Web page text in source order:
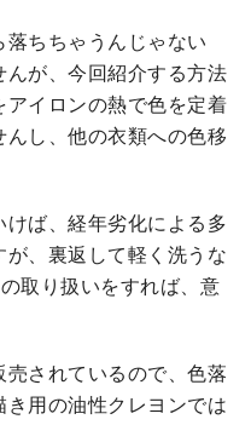
落ちちゃうんじゃない
が、今回紹介する方法
アイロンの熱で色を定着
んし、他の衣類への色移
けば、経年劣化による多
、裏返して軽く洗うな
取り扱いをすれば、意
売されているので、色落
用の油性クレヨンでは